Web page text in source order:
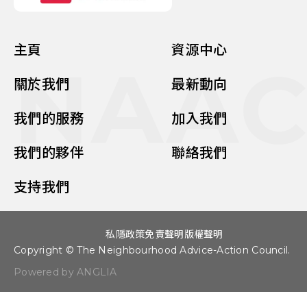
主頁
關於我們
我們的服務
我們的夥伴
支持我們
資源中心
最新動向
加入我們
聯絡我們
Copyright © The Neighbourhood Advice-Action Council.
Powered by ANGLIA
私隱政策免責聲明 版權聲明